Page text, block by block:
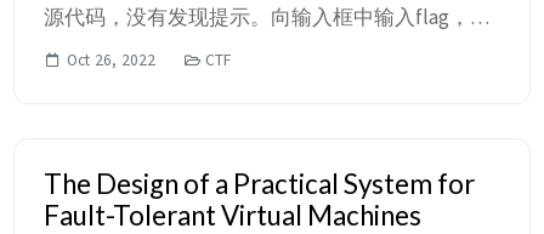
且其远远比P...
源代码，没有发现提示。向输入框中输入flag，得
到如下结果 猜测左上角字符串为base64编码，解
Oct 26, 2022 CTF
The Design of a Practical System for
Fault-Tolerant Virtual Machines